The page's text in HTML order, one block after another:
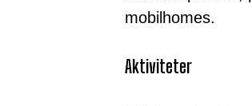
mobilhomes.
Aktiviteter